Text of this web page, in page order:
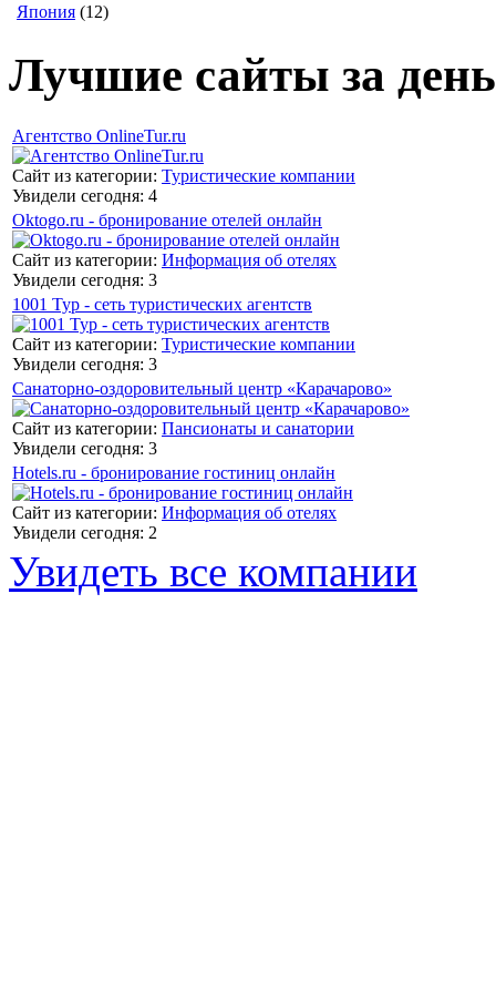
Япония (12)
Лучшие сайты за день
Агентство OnlineTur.ru
Сайт из категории: Туристические компании
Увидели сегодня: 4
Oktogo.ru - бронирование отелей онлайн
Сайт из категории: Информация об отелях
Увидели сегодня: 3
1001 Тур - сеть туристических агентств
Сайт из категории: Туристические компании
Увидели сегодня: 3
Санаторно-оздоровительный центр «Карачарово»
Сайт из категории: Пансионаты и санатории
Увидели сегодня: 3
Hotels.ru - бронирование гостиниц онлайн
Сайт из категории: Информация об отелях
Увидели сегодня: 2
Увидеть все компании